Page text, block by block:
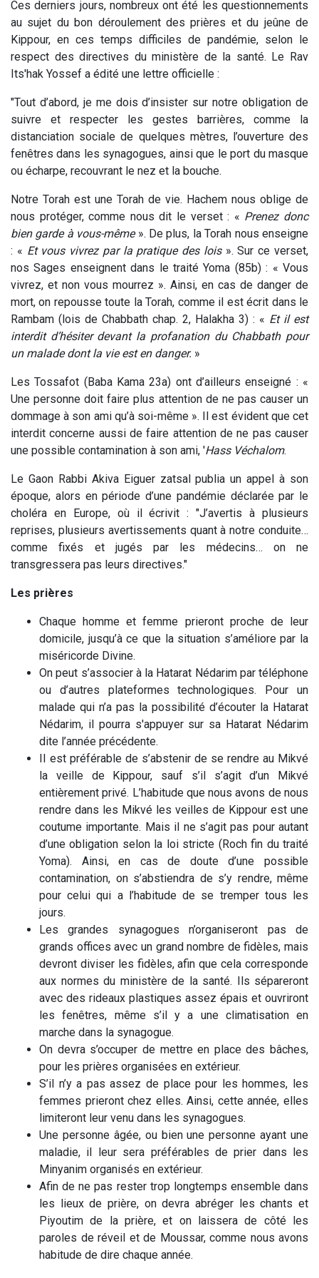
Ces derniers jours, nombreux ont été les questionnements
au sujet du bon déroulement des prières et du jeûne de
Kippour, en ces temps difficiles de pandémie, selon le
respect des directives du ministère de la santé. Le Rav
Its'hak Yossef a édité une lettre officielle :
"Tout d’abord, je me dois d’insister sur notre obligation de
suivre et respecter les gestes barrières, comme la
distanciation sociale de quelques mètres, l’ouverture des
fenêtres dans les synagogues, ainsi que le port du masque
ou écharpe, recouvrant le nez et la bouche.
Notre Torah est une Torah de vie. Hachem nous oblige de
nous protéger, comme nous dit le verset : « Prenez donc
bien garde à vous-même». De plus, la Torah nous enseigne
: « Et vous vivrez par la pratique des lois». Sur ce verset,
nos Sages enseignent dans le traité Yoma (85b) : « Vous
vivrez, et non vous mourrez ». Ainsi, en cas de danger de
mort, on repousse toute la Torah, comme il est écrit dans le
Rambam (lois de Chabbath chap. 2, Halakha 3) : « Et il est
interdit d’hésiter devant la profanation du Chabbath pour
un malade dont la vie est en danger. »
Les Tossafot (Baba Kama 23a) ont d’ailleurs enseigné : «
Une personne doit faire plus attention de ne pas causer un
dommage à son ami qu’à soi-même ». Il est évident que cet
interdit concerne aussi de faire attention de ne pas causer
une possible contamination à son ami, 'Hass Véchalom.
Le Gaon Rabbi Akiva Eiguer zatsal publia un appel à son
époque, alors en période d’une pandémie déclarée par le
choléra en Europe, où il écrivit : "J’avertis à plusieurs
reprises, plusieurs avertissements quant à notre conduite…
comme fixés et jugés par les médecins… on ne
transgressera pas leurs directives."
Les prières
Chaque homme et femme prieront proche de leur
domicile, jusqu’à ce que la situation s’améliore par la
miséricorde Divine.
On peut s’associer à la Hatarat Nédarim par téléphone
ou d’autres plateformes technologiques. Pour un
malade qui n’a pas la possibilité d’écouter la Hatarat
Nédarim, il pourra s'appuyer sur sa Hatarat Nédarim
dite l’année précédente.
II est préférable de s’abstenir de se rendre au Mikvé
la veille de Kippour, sauf s’il s’agit d’un Mikvé
entièrement privé. L’habitude que nous avons de nous
rendre dans les Mikvé les veilles de Kippour est une
coutume importante. Mais il ne s’agit pas pour autant
d’une obligation selon la loi stricte (Roch fin du traité
Yoma). Ainsi, en cas de doute d’une possible
contamination, on s’abstiendra de s’y rendre, même
pour celui qui a l’habitude de se tremper tous les
jours.
Les grandes synagogues n’organiseront pas de
grands offices avec un grand nombre de fidèles, mais
devront diviser les fidèles, afin que cela corresponde
aux normes du ministère de la santé. Ils sépareront
avec des rideaux plastiques assez épais et ouvriront
les fenêtres, même s’il y a une climatisation en
marche dans la synagogue.
On devra s’occuper de mettre en place des bâches,
pour les prières organisées en extérieur.
S’il n’y a pas assez de place pour les hommes, les
femmes prieront chez elles. Ainsi, cette année, elles
limiteront leur venu dans les synagogues.
Une personne âgée, ou bien une personne ayant une
maladie, il leur sera préférables de prier dans les
Minyanim organisés en extérieur.
Afin de ne pas rester trop longtemps ensemble dans
les lieux de prière, on devra abréger les chants et
Piyoutim de la prière, et on laissera de côté les
paroles de réveil et de Moussar, comme nous avons
habitude de dire chaque année.